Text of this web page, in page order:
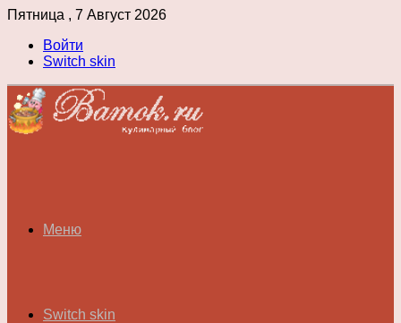
Пятница , 7 Август 2026
Войти
Switch skin
Меню
Switch skin